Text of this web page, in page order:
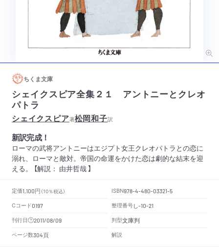
ちくま文庫
シェイクスピア全集２１ アントニーとクレオ
パトラ
シェイクスピア著松岡和子訳
新訳完成！
ローマの武将アントニーはエジプト女王クレオパトラとの恋に
溺れ、ローマと敵対。帝国の命運をかけた恋は劇的な結末を迎
える。 【解説： 由井哲哉 】
定価1,100円 （10％税込） ISBN978-4-480-03321-5
Cコード0197 整理番号し-10-21
刊行日 2011/08/09 判型文庫判
ページ数304頁 解説